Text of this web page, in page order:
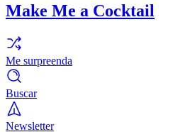
Make Me a Cocktail
Me surpreenda
Buscar
Newsletter